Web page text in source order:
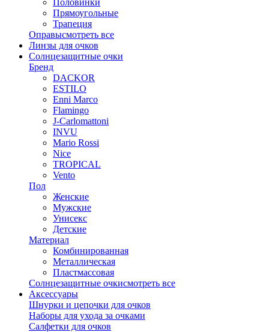
Прямоугольные
Трапеция
Оправысмотреть все
Линзы для очков
Солнцезащитные очки
Бренд
DACKOR
ESTILO
Enni Marco
Flamingo
J-Carlomattoni
INVU
Mario Rossi
Nice
TROPICAL
Vento
Пол
Женские
Мужские
Унисекс
Детские
Материал
Комбинированная
Металлическая
Пластмассовая
Солнцезащитные очкисмотреть все
Аксессуары
Шнурки и цепочки для очков
Наборы для ухода за очками
Салфетки для очков